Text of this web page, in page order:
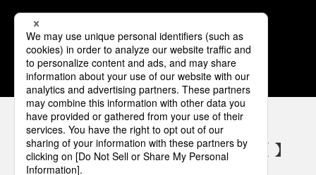
1 2 3 4 5
パナソニックの電気設備 SNSアカウント